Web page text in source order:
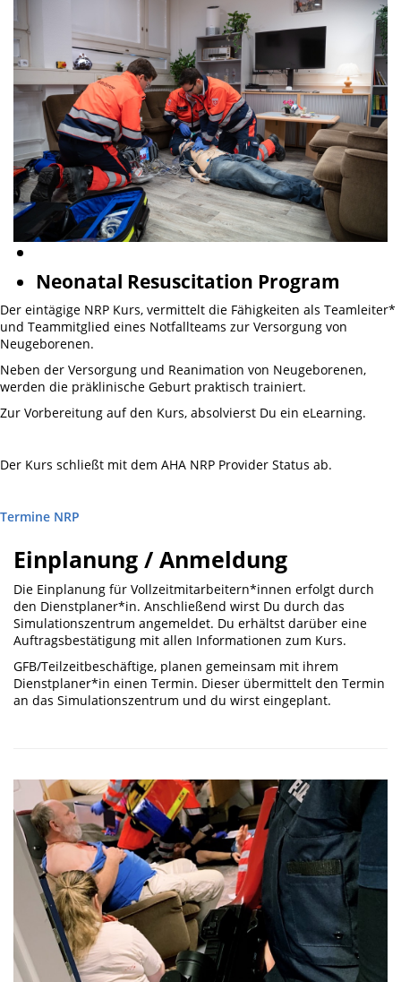
Neonatal Resuscitation Program
Der eintägige NRP Kurs, vermittelt die Fähigkeiten als Teamleiter*
und Teammitglied eines Notfallteams zur Versorgung von
Neugeborenen.
Neben der Versorgung und Reanimation von Neugeborenen,
werden die präklinische Geburt praktisch trainiert.
Zur Vorbereitung auf den Kurs, absolvierst Du ein eLearning.
Der Kurs schließt mit dem AHA NRP Provider Status ab.
Termine NRP
Einplanung / Anmeldung
Die Einplanung für Vollzeitmitarbeitern*innen erfolgt durch
den Dienstplaner*in. Anschließend wirst Du durch das
Simulationszentrum angemeldet. Du erhältst darüber eine
Auftragsbestätigung mit allen Informationen zum Kurs.
GFB/Teilzeitbeschäftige, planen gemeinsam mit ihrem
Dienstplaner*in einen Termin. Dieser übermittelt den Termin
an das Simulationszentrum und du wirst eingeplant.